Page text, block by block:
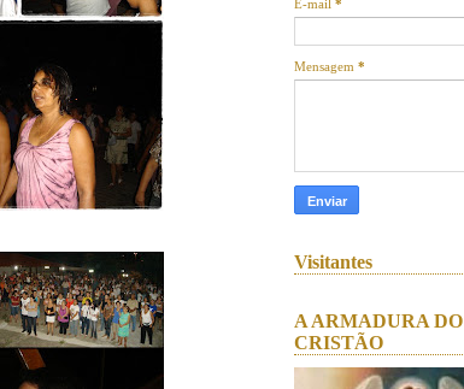
E-mail *
Mensagem *
Visitantes
A ARMADURA DO
CRISTÃO